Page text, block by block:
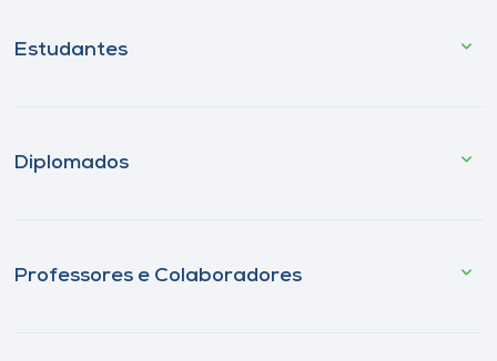
Estudantes
Diplomados
Professores e Colaboradores